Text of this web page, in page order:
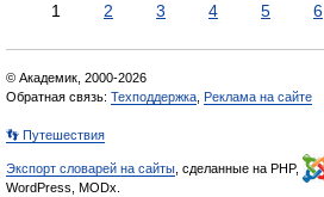
1 2 3 4 5 6
© Академик, 2000-2026
Обратная связь: Техподдержка Реклама на сайте
👣 Путешествия
Экспорт словарей на сайты , сделанные на PHP,
WordPress, MODx.